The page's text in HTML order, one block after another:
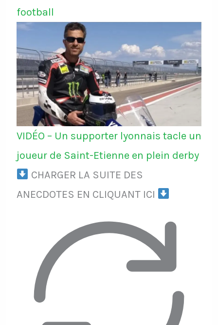
football
VIDÉO – Un supporter lyonnais tacle un
joueur de Saint-Etienne en plein derby
CHARGER LA SUITE DES
ANECDOTES EN CLIQUANT ICI